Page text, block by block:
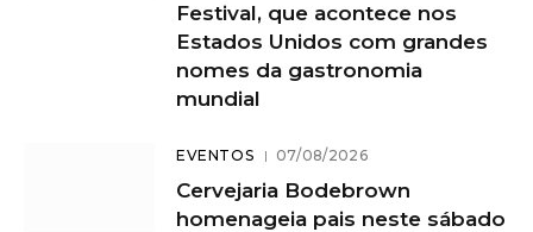
Festival, que acontece nos
Estados Unidos com grandes
nomes da gastronomia
mundial
EVENTOS 07/08/2026
Cervejaria Bodebrown
homenageia pais neste sábado